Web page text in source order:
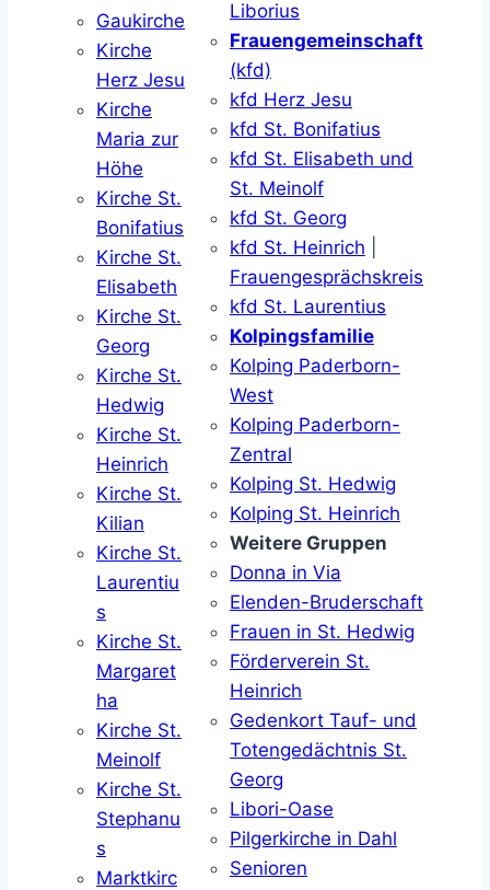
Gaukirche
Kirche
Herz Jesu
Kirche
Maria zur
Höhe
Kirche St.
Bonifatius
Kirche St.
Elisabeth
Kirche St.
Georg
Kirche St.
Hedwig
Kirche St.
Heinrich
Kirche St.
Kilian
Kirche St.
Laurentiu
s
Kirche St.
Margaret
ha
Kirche St.
Meinolf
Kirche St.
Stephanu
s
Marktkirc
Liborius
Frauengemeinschaft
(kfd)
kfd Herz Jesu
kfd St. Bonifatius
kfd St. Elisabeth und
St. Meinolf
kfd St. Georg
kfd St. Heinrich
Frauengesprächskreis
kfd St. Laurentius
Kolpingsfamilie
Kolping Paderborn-
West
Kolping Paderborn-
Zentral
Kolping St. Hedwig
Kolping St. Heinrich
Weitere Gruppen
Donna in Via
Elenden-Bruderschaft
Frauen in St. Hedwig
Förderverein St.
Heinrich
Gedenkort Tauf- und
Totengedächtnis St.
Georg
Libori-Oase
Pilgerkirche in Dahl
Senioren